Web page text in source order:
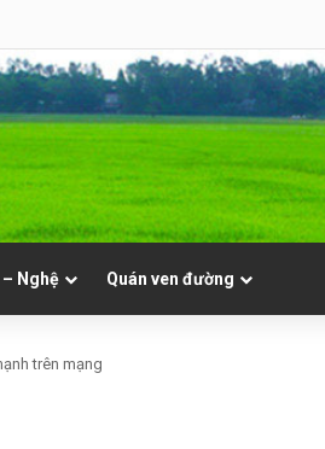
Nổ
– Nghệ Quán ven đường
trên mạng